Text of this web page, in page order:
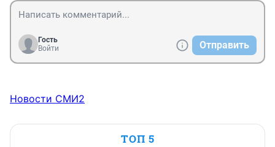
Гость
Войти
Отправить
Новости СМИ2
ТОП 5